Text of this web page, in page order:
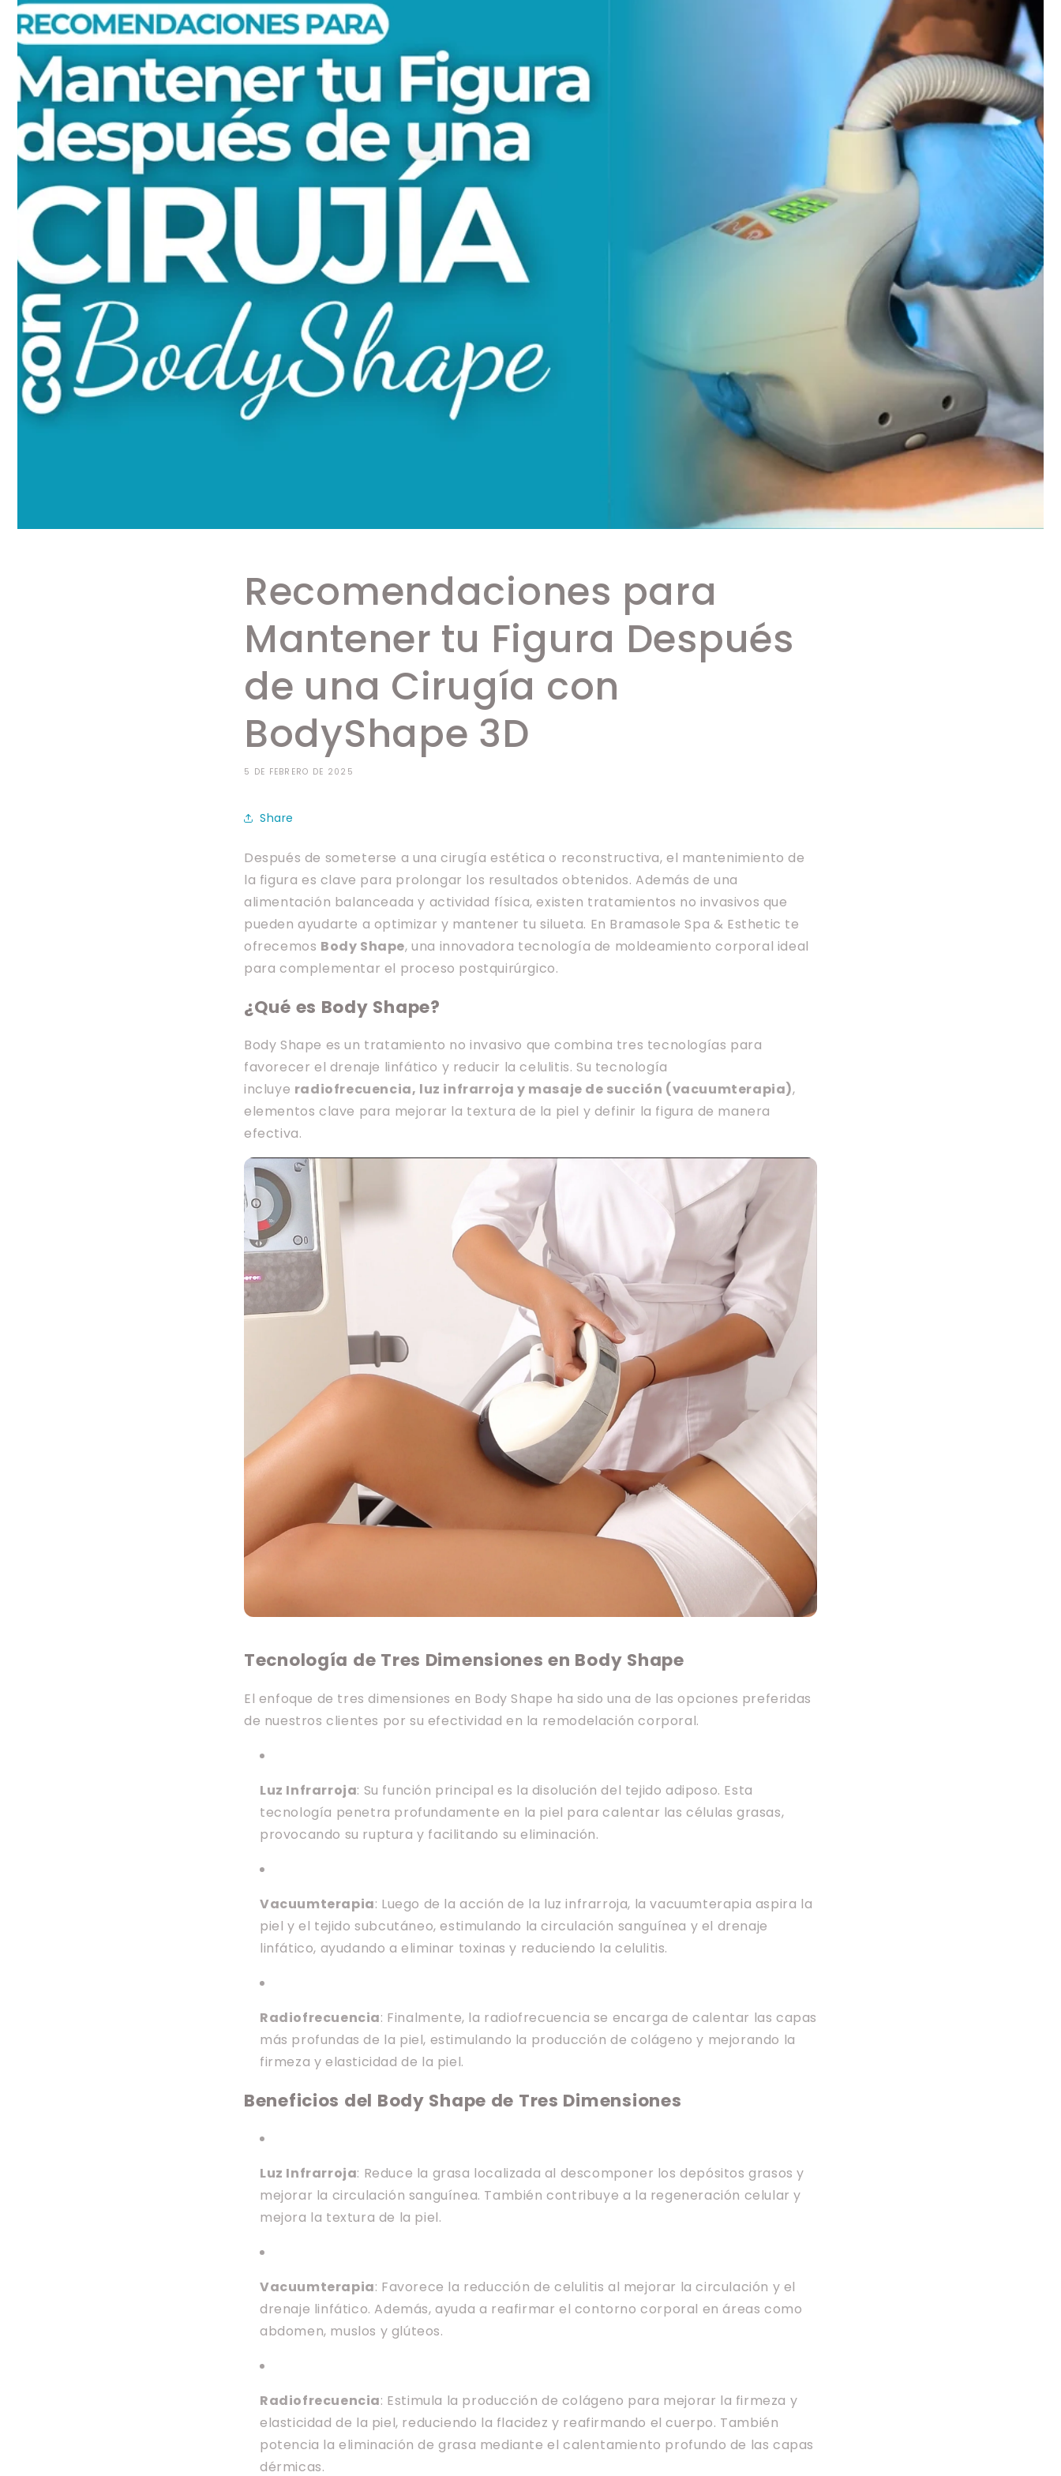
Recomendaciones para
Mantener tu Figura Después
de una Cirugía con
BodyShape 3D
5 DE FEBRERO DE 2025
Share
Después de someterse a una cirugía estética o reconstructiva, el mantenimiento de
la figura es clave para prolongar los resultados obtenidos. Además de una
alimentación balanceada y actividad física, existen tratamientos no invasivos que
pueden ayudarte a optimizar y mantener tu silueta. En Bramasole Spa & Esthetic te
ofrecemos Body Shape, una innovadora tecnología de moldeamiento corporal ideal
para complementar el proceso postquirúrgico.
¿Qué es Body Shape?
Body Shape es un tratamiento no invasivo que combina tres tecnologías para
favorecer el drenaje linfático y reducir la celulitis. Su tecnología
incluye radiofrecuencia, luz infrarroja y masaje de succión (vacuumterapia),
elementos clave para mejorar la textura de la piel y definir la figura de manera
efectiva.
Tecnología de Tres Dimensiones en Body Shape
El enfoque de tres dimensiones en Body Shape ha sido una de las opciones preferidas
de nuestros clientes por su efectividad en la remodelación corporal.
Luz Infrarroja: Su función principal es la disolución del tejido adiposo. Esta
tecnología penetra profundamente en la piel para calentar las células grasas,
provocando su ruptura y facilitando su eliminación.
Vacuumterapia: Luego de la acción de la luz infrarroja, la vacuumterapia aspira la
piel y el tejido subcutáneo, estimulando la circulación sanguínea y el drenaje
linfático, ayudando a eliminar toxinas y reduciendo la celulitis.
Radiofrecuencia: Finalmente, la radiofrecuencia se encarga de calentar las capas
más profundas de la piel, estimulando la producción de colágeno y mejorando la
firmeza y elasticidad de la piel.
Beneficios del Body Shape de Tres Dimensiones
Luz Infrarroja: Reduce la grasa localizada al descomponer los depósitos grasos y
mejorar la circulación sanguínea. También contribuye a la regeneración celular y
mejora la textura de la piel.
Vacuumterapia: Favorece la reducción de celulitis al mejorar la circulación y el
drenaje linfático. Además, ayuda a reafirmar el contorno corporal en áreas como
abdomen, muslos y glúteos.
Radiofrecuencia: Estimula la producción de colágeno para mejorar la firmeza y
elasticidad de la piel, reduciendo la flacidez y reafirmando el cuerpo. También
potencia la eliminación de grasa mediante el calentamiento profundo de las capas
dérmicas.